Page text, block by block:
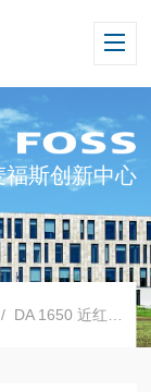
福斯创新中心
/ DA 1650 近红外分析仪